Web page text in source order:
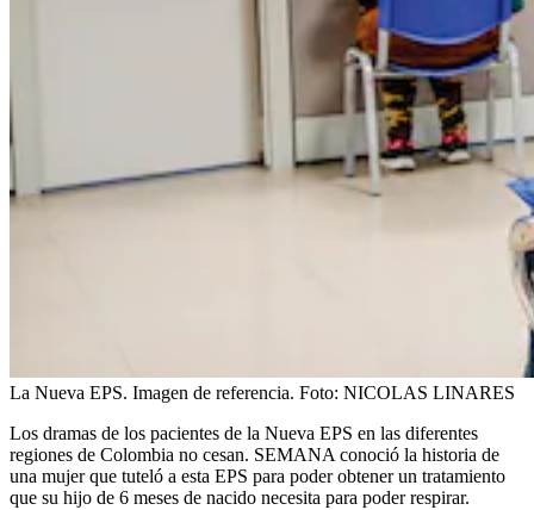
La Nueva EPS. Imagen de referencia. Foto: NICOLAS LINARES
Los dramas de los pacientes de la Nueva EPS en las diferentes
regiones de Colombia no cesan. SEMANA conoció la historia de
una mujer que tuteló a esta EPS para poder obtener un tratamiento
que su hijo de 6 meses de nacido necesita para poder respirar.